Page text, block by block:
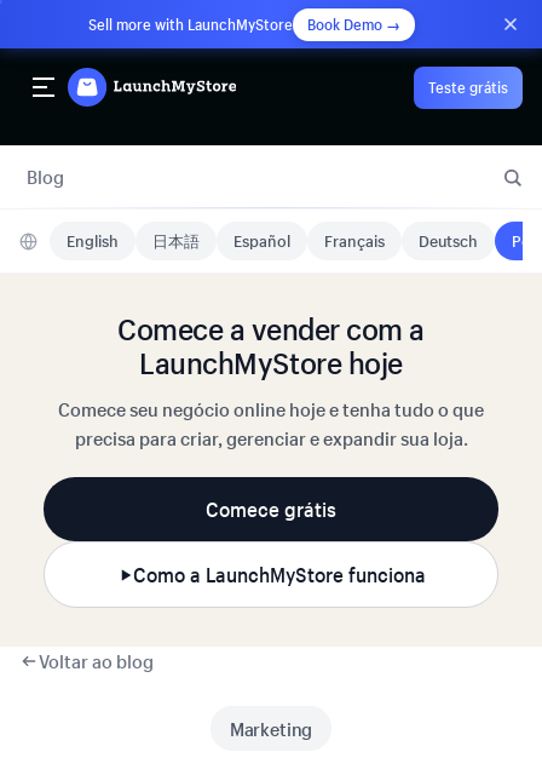
Sell more with LaunchMyStore Book Demo →
Teste grátis
Blog
English 日本語 Español Français Deutsch
Comece a vender com a
LaunchMyStore hoje
Comece seu negócio online hoje e tenha tudo o que
precisa para criar, gerenciar e expandir sua loja.
Comece grátis
Como a LaunchMyStore funciona
Voltar ao blog
Marketing